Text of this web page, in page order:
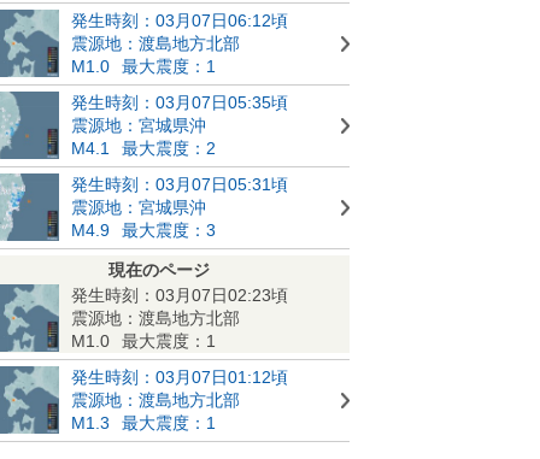
発生時刻：03月07日06:12頃
震源地：渡島地方北部
M1.0
最大震度：1
発生時刻：03月07日05:35頃
震源地：宮城県沖
M4.1
最大震度：2
発生時刻：03月07日05:31頃
震源地：宮城県沖
M4.9
最大震度：3
現在のページ
発生時刻：03月07日02:23頃
震源地：渡島地方北部
M1.0
最大震度：1
発生時刻：03月07日01:12頃
震源地：渡島地方北部
M1.3
最大震度：1